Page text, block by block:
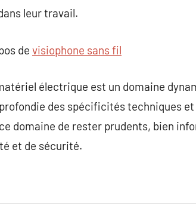
leur travail.
de visiophone sans fil
électrique est un domaine
des spécificités techniques
domaine de rester prudents, bien
et de sécurité.